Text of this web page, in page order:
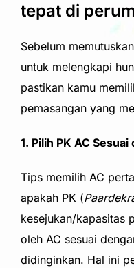
tepat di
Sebelum
untuk melengkapi
pastikan kamu
pemasangan yang
1. Pilih PK AC
Tips memilih AC
apakah PK (
kesejukan/kapasitas
oleh AC sesuai
didinginkan. Hal ini